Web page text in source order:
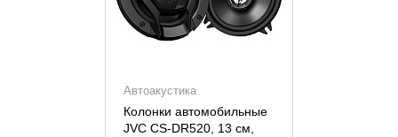
Автоакустика
Колонки автомобильные
JVC CS-DR520, 13 см,